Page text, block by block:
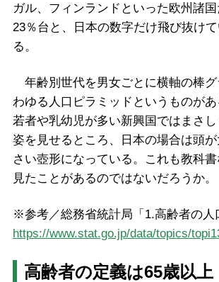
ガル、フィンランドといった欧州諸
23％台と、日本の数字だけ飛び抜け
る。
年齢別世代を男女ごとに横軸の棒グ
わゆる人口ピラミッドというものがあ
若者や乳幼児が多い新興国ではまさ
姿を見せるところ、日本の場合は頭
さい壺形になっている。これも教科
見たことがあるのではないだろうか。
※参考／総務省統計局「1.高齢者の人
https://www.stat.go.jp/data/topics/
高齢者の定義は65歳以上